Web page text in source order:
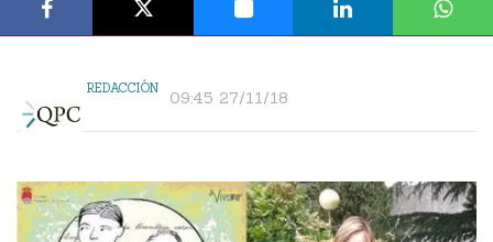
REDACCIÓN 09:45 27/11/18